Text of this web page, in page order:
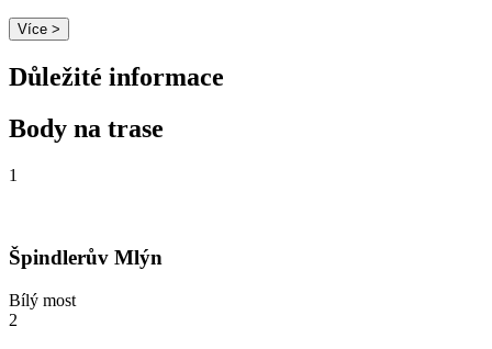
Více >
Důležité informace
Body na trase
1
Špindlerův Mlýn
Bílý most
2